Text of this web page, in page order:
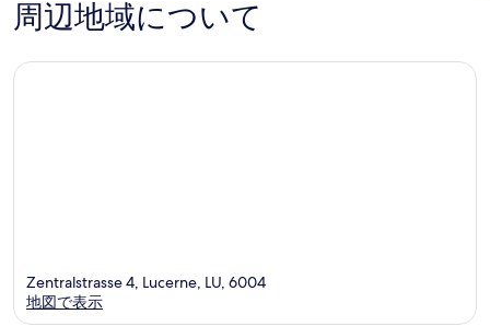
周辺地域について
Zentralstrasse 4, Lucerne, LU, 6004
地図で表示